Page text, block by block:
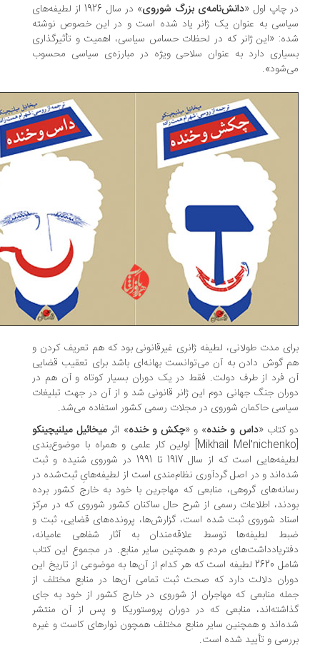
چاپ اول «دانش‌‌‌نامه‌ی بزرگ شوروی
» در سال 1926 از لطیفه‌‌‌های
به عنوان یک ژانر یاد شده است و در این خصوص نوشته
«این ژانر که در لحظات حساس سیاسی، اهمیت و تأثیرگذاری
دارد به عنوان سلاحی ویژه در مبارزه‌ی سیاسی محسوب
مدت طولانی، لطیفه ژانری غیرقانونی بود که هم تعریف کردن و
گوش دادن به آن می‌‌‌توانست بهانه‌‌‌ای باشد برای تعقیب قضایی
فرد از طرف دولت. فقط در یک دوران بسیار کوتاه و آن هم در
جنگ جهانی دوم این ژانر قانونی شد و از آن در جهت تبلیغات
حاکمان شوروی در مجلات رسمی کشور استفاده می‌‌‌شد.
کتاب « داس و خنده» و «چکش و خنده» اثرمیخائیل میلنیچینکو
[Mikhail Melʹnichenko] اولین کار علمی و همراه با موضوع‌‌‌بندی
لطیفه‌‌‌هایی است که از سال 1917 تا 1991 در شوروی شنیده و ثبت
و در اصل گردآوری‌‌‌ نظام‌‌‌مندی است از لطیفه‌‌‌هایِ ثبت‌‌‌‌‌‌شده در
گروهی، منابعی که مهاجرین با خود به خارج کشور برده
اطلاعات رسمی از شرح حال ساکنان کشور شوروی که در مرکز
شوروی ثبت‌‌‌‌‌‌ شده است، گزارش‌‌‌‌‌‌ها، پرونده‌‌‌های قضایی، ثبت و
لطیفه‌‌‌ها توسط علاقه‌‌‌مندان به آثار شفاهی عامیانه،
مردم و همچنین سایر منابع. در مجموع این کتاب
شامل 2620 لطیفه است که هر کدام از آن‌‌‌‌‌‌ها به موضوعی از تاریخ این
دلالت دارد که صحت ثبت تمامی آن‌‌‌ها در منابع مختلف از
منابعی که مهاجران از شوروی در خارج کشور از خود به جای
منابعی که در دوران پروستوریکا و پس از آن منتشر
و همچنین سایر منابع مختلف همچون نوارهای کاست و غیره
و تأیید شده است.